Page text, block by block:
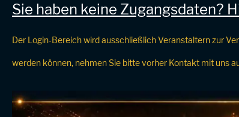
Sie haben keine Zugangsdaten?
Der Login‑Bereich wird ausschließlich Veranstaltern zur
werden können, nehmen Sie bitte vorher Kontakt mit uns